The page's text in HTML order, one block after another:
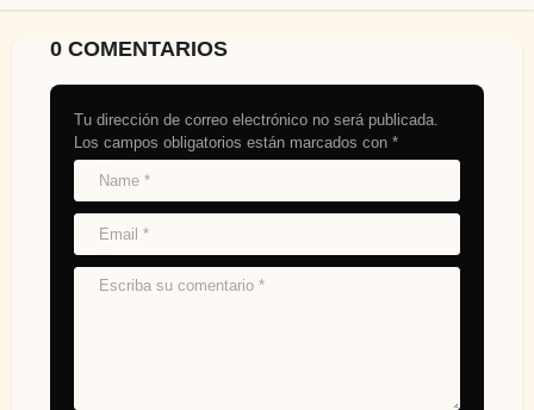
0 COMENTARIOS
Tu dirección de correo electrónico no será publicada.
Los campos obligatorios están marcados con *